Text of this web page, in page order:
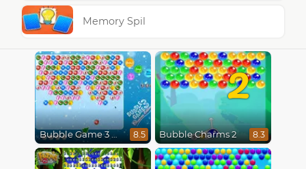
Memory Spil
Bubble Game 3 Christmas 8.5
2
Bubble Charms 2 8.3